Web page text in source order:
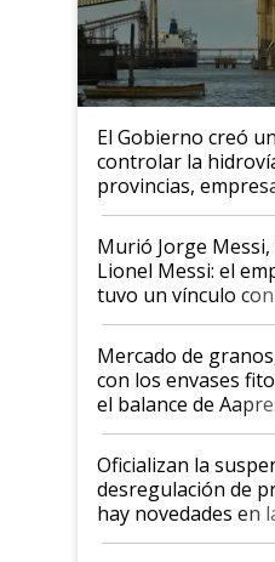
El Gobierno creó
controlar la
provincias,
Murió Jorge Messi,
Lionel Messi: el
tuvo un vínculo con
Mercado de
con los envases
el balance de
Posta
Oficializan la
desregulación de
hay novedades en
la hidrovía